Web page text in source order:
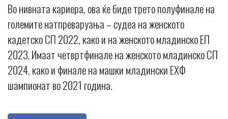
Во нивната кариера, ова ќе биде трето полуфинале на
големите натпреваруања – судеа на женското
кадетско СП 2022, како и на женското младинско ЕП
2023. Имаат четвртфинале на женското младинско СП
2024, како и финале на машки младински ЕХФ
шампионат во 2021 година.